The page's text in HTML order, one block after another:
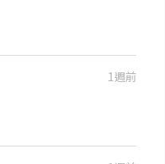
1週前